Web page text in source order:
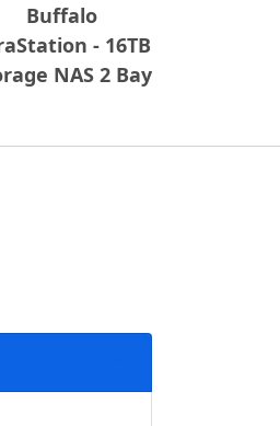
Buffalo
- 16TB
NAS 2 Bay